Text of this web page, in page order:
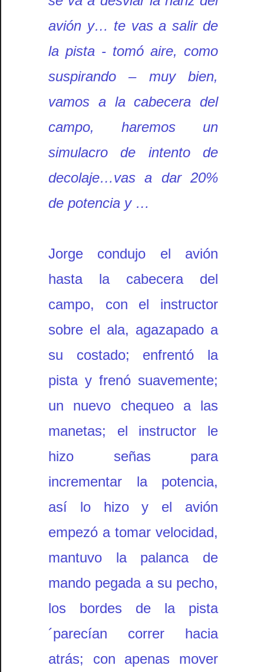
avión y… te vas a salir de
la pista - tomó aire, como
suspirando – muy bien,
vamos a la cabecera del
campo, haremos un
simulacro de intento de
decolaje…vas a dar 20%
de potencia y …
Jorge condujo el avión
hasta la cabecera del
campo, con el instructor
sobre el ala, agazapado a
su costado; enfrentó la
pista y frenó suavemente;
un nuevo chequeo a las
manetas; el instructor le
hizo señas para
incrementar la potencia,
así lo hizo y el avión
empezó a tomar velocidad,
mantuvo la palanca de
mando pegada a su pecho,
los bordes de la pista
´parecían correr hacia
atrás; con apenas mover